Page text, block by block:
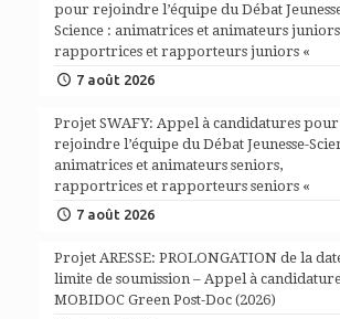
pour rejoindre l’équipe du Débat
Science : animatrices et animateurs
rapportrices et rapporteurs juniors «
7 août 2026
Projet SWAFY: Appel à candidatures pour
rejoindre l’équipe du Débat Jeunesse-
animatrices et animateurs seniors,
rapportrices et rapporteurs seniors «
7 août 2026
Projet ARESSE: PROLONGATION de la
limite de soumission – Appel à
MOBIDOC Green Post-Doc (2026)